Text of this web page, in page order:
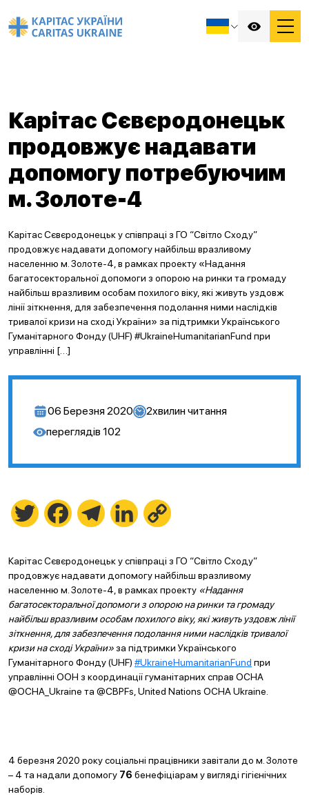
Карітас Сєвєродонецьк
продовжує надавати
допомогу потребуючим
м. Золоте-4
Карітас Сєвєродонецьк у співпраці з ГО “Світло Сходу”
продовжує надавати допомогу найбільш вразливому
населенню м. Золоте-4, в рамках проекту «Надання
багатосекторальної допомоги з опорою на ринки та громаду
найбільш вразливим особам похилого віку, які живуть уздовж
лінії зіткнення, для забезпечення подолання ними наслідків
тривалої кризи на сході України» за підтримки Українського
Гуманітарного Фонду (UHF) #UkraineHumanitarianFund при
управлінні […]
06 Березня 2020 2хвилин читання
переглядів 102
Twitter FacebookTelegramLinkedIn
Карітас Сєвєродонецьк у співпраці з ГО “Світло Сходу”
продовжує надавати допомогу найбільш вразливому
населенню м. Золоте-4, в рамках проекту «Надання
багатосекторальної допомоги з опорою на ринки та громаду
найбільш вразливим особам похилого віку, які живуть уздовж лінії
зіткнення, для забезпечення подолання ними наслідків тривалої
кризи на сході України»за підтримки Українського
Гуманітарного Фонду (UHF) #UkraineHumanitarianFund при
управлінні ООН з координації гуманітарних справ OCHA
@OCHA_Ukraine та @CBPFs, United Nations OCHA Ukraine.
4 березня 2020 року соціальні працівники завітали до м. Золоте
– 4 та надали допомогу 76 бенефіціарам у вигляді гігієнічних
наборів.